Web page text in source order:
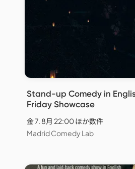
Stand-up Comedy in
Friday Showcase
金 7. 8月 22:00 ほか数件
Madrid Comedy Lab